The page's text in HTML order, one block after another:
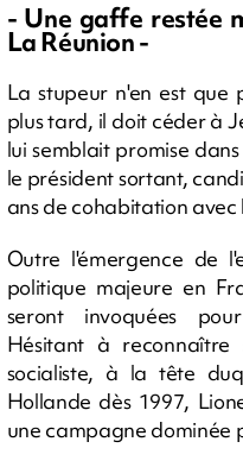
- Une gaffe restée
La Réunion -
La stupeur n'en est que
plus tard, il doit céder à
lui semblait promise
le président sortant,
ans de cohabitation avec
Outre l'émergence de
politique majeure en
seront invoquées
Hésitant à
socialiste, à la tête
Hollande dès 1997,
une campagne dominée